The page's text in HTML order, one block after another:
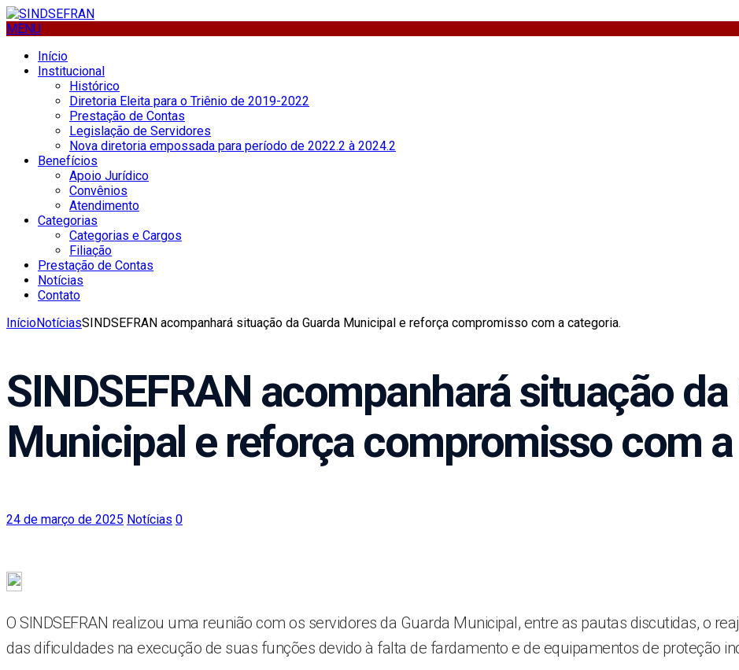
MENU
Início
Institucional
Histórico
Diretoria Eleita para o Triênio de 2019-2022
Prestação de Contas
Legislação de Servidores
Nova diretoria empossada para período de 2022.2 à 2024.2
Benefícios
Apoio Jurídico
Convênios
Atendimento
Categorias
Categorias e Cargos
Filiação
Prestação de Contas
Notícias
Contato
InícioNotíciasSINDSEFRAN acompanhará situação da Guarda Municipal e reforça compromisso com a categoria.
SINDSEFRAN acompanhará situação da
Municipal e reforça compromisso com
24 de março de 2025 Notícias 0
O SINDSEFRAN realizou uma reunião com os servidores da Guarda Municipal, entre as pautas discutidas, o
das dificuldades na execução de suas funções devido à falta de fardamento e de equipamentos de proteção